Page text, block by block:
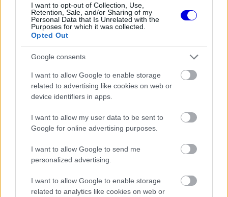
I want to opt-out of Collection, Use,
Retention, Sale, and/or Sharing of my
Personal Data that Is Unrelated with the
Purposes for which it was collected.
Opted Out
Google consents
I want to allow Google to enable storage
related to advertising like cookies on web or
device identifiers in apps.
I want to allow my user data to be sent to
Google for online advertising purposes.
I want to allow Google to send me
personalized advertising.
I want to allow Google to enable storage
related to analytics like cookies on web or